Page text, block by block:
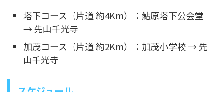
塔下コース（片道 約4Km）：鮎原塔下公会堂
→ 先山千光寺
加茂コース（片道 約2Km）：加茂小学校 → 先
山千光寺